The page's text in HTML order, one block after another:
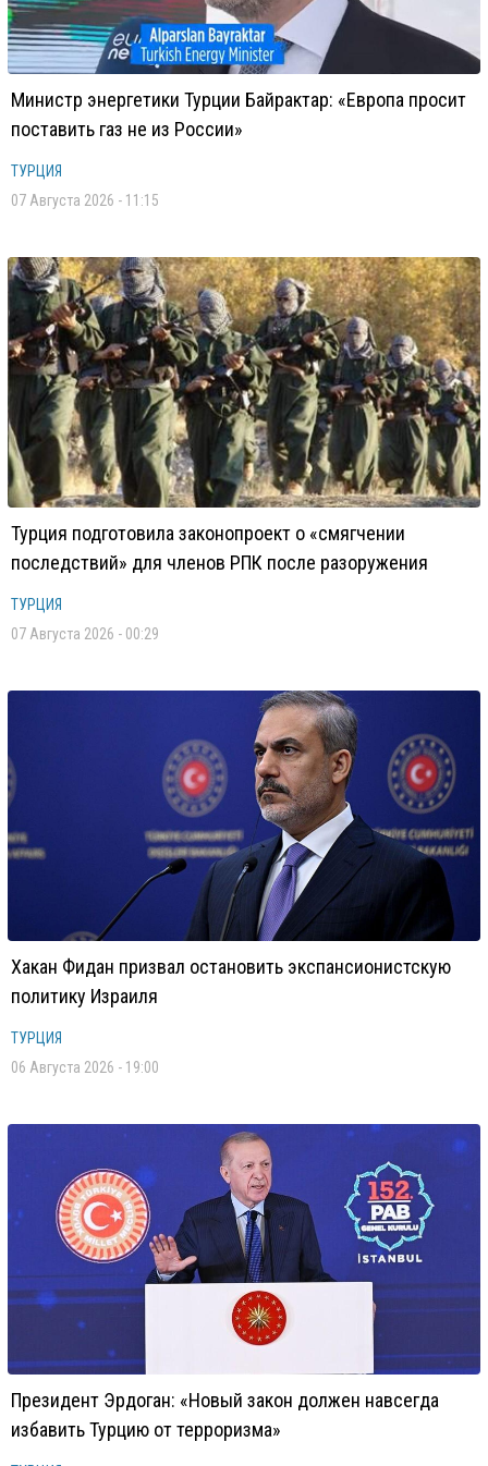
Министр энергетики Турции Байрактар: «Европа просит
поставить газ не из России»
ТУРЦИЯ
07 Августа 2026 - 11:15
Турция подготовила законопроект о «смягчении
последствий» для членов РПК после разоружения
ТУРЦИЯ
07 Августа 2026 - 00:29
Хакан Фидан призвал остановить экспансионистскую
политику Израиля
ТУРЦИЯ
06 Августа 2026 - 19:00
Президент Эрдоган: «Новый закон должен навсегда
избавить Турцию от терроризма»